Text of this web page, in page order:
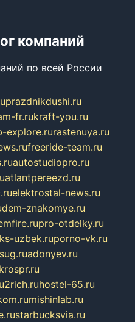
компаний
по всей России
prazdnikdushi.ru
fr.rukraft-you.ru
explore.rurastenuya.ru
freeride-team.ru
autostudiopro.ru
atlantpereezd.ru
elektrostal-news.ru
znakomye.ru
pro-otdelky.ru
uzbek.ruporno-vk.ru
adonyev.ru
krospr.ru
2rich.ruhostel-65.ru
mishinlab.ru
starbucksvia.ru